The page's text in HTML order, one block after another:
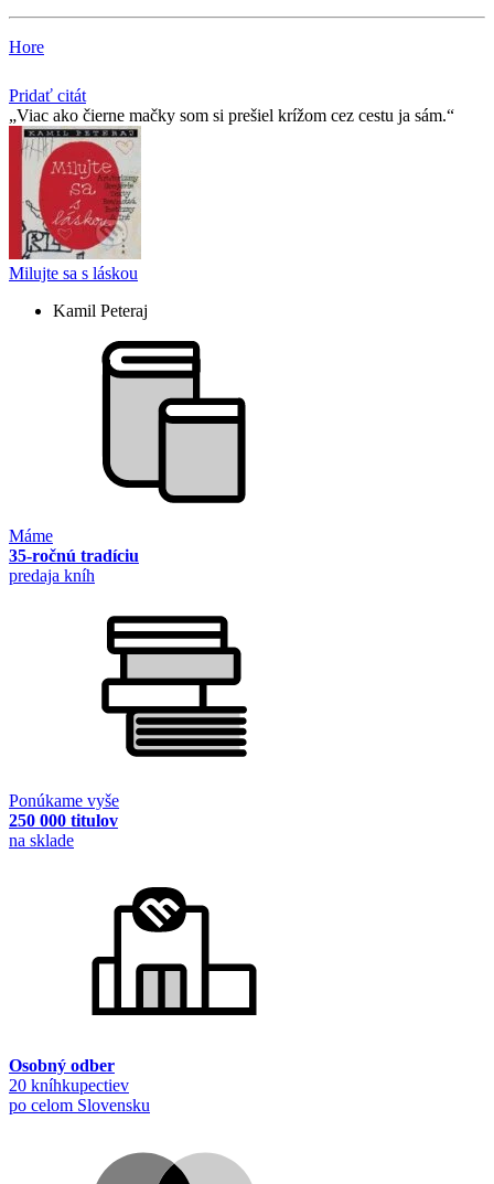
Hore
Pridať citát
Viac ako čierne mačky som si prešiel krížom cez cestu ja sám.
Milujte sa s láskou
Kamil Peteraj
Máme
35-ročnú tradíciu
predaja kníh
Ponúkame vyše
250 000 titulov
na sklade
Osobný odber
20 kníhkupectiev
po celom Slovensku